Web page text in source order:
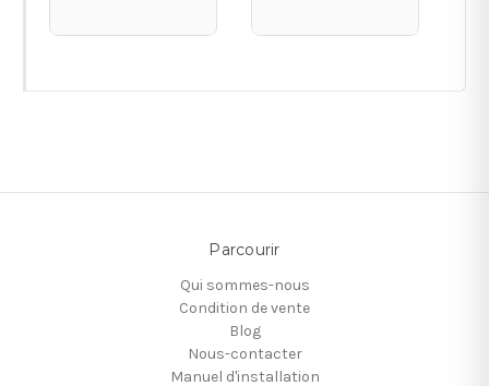
Parcourir
Qui sommes-nous
Condition de vente
Blog
Nous-contacter
Manuel d'installation